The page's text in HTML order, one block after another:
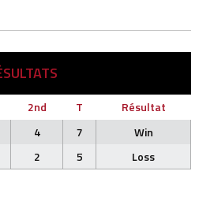
2nd T
Résultat
4 7
Win
2 5 Loss